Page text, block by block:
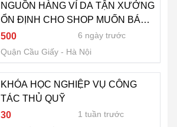
NGUỒN HÀNG VÍ DA TẬN XƯỞNG
ỔN ĐỊNH CHO SHOP MUỐN BÁN
LÂU DÀI
500
6 ngày trước
Quận Cầu Giấy
Hà Nội
KHÓA HỌC NGHIỆP VỤ CÔNG
TÁC THỦ QUỸ
30
1 tuần trước